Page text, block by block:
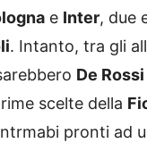
e Inter, due
. Intanto, tra gli
De Rossi
scelte della
pronti ad